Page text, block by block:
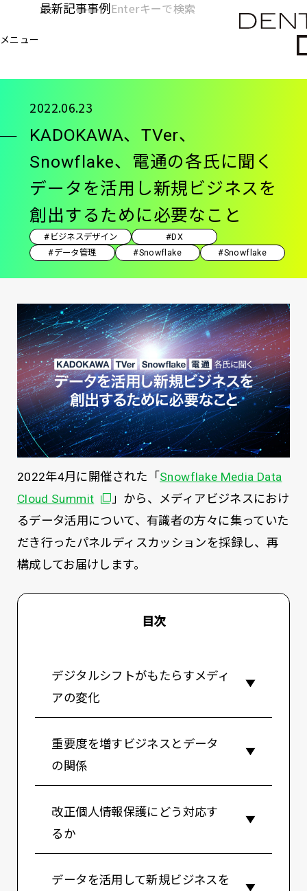
ン
ン
ツ
メニュー
[KC]
-
メ
ン
最新記事事例
検
索
KADOKAWA、TVer、
Snowflake、電通の各氏に聞く
データを活用し新規ビジネスを
創出するために必要なこと
2022.06.23
#ビジネスデザイン
#DX
#データ管理
#Snowflake #Snowflake
2022年4月に開催された「 Snowflake Media Data
Cloud Summit別ウィンドウで開く
」から、メディアビジネスにおけ
るデータ活用について、有識者の方々に集っていた
だき行ったパネルディスカッションを採録し、再
構成してお届けします。
目次
デジタルシフトがもたらすメディ
アの変化
重要度を増すビジネスとデータ
の関係
改正個人情報保護にどう対応す
るか
データを活用して新規ビジネスを